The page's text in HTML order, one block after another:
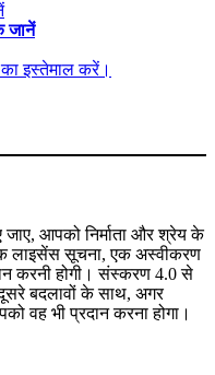
जानें
इस्तेमाल करें।
जाए, आपको निर्माता और श्रेय के
लाइसेंस सूचना, एक अस्वीकरण
करनी होगी। संस्करण 4.0 से
बदलावों के साथ, अगर
वह भी प्रदान करना होगा।